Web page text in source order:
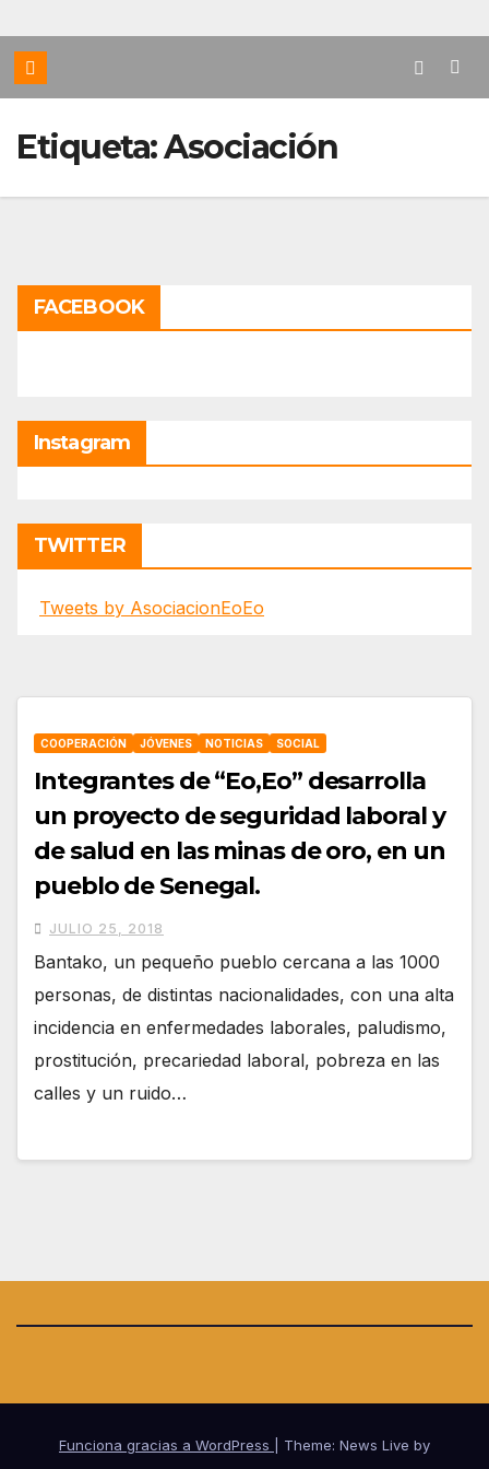
Etiqueta:Asociación
FACEBOOK
Instagram
TWITTER
Tweets by AsociacionEoEo
COOPERACIÓN JÓVENES NOTICIAS SOCIAL
Integrantes de “Eo,Eo” desarrolla
un proyecto de seguridad laboral y
de salud en las minas de oro, en un
pueblo de Senegal.
JULIO 25, 2018
Bantako, un pequeño pueblo cercana a las 1000
personas, de distintas nacionalidades, con una alta
incidencia en enfermedades laborales, paludismo,
prostitución, precariedad laboral, pobreza en las
calles y un ruido…
Funciona gracias a WordPress
Theme: News Live by